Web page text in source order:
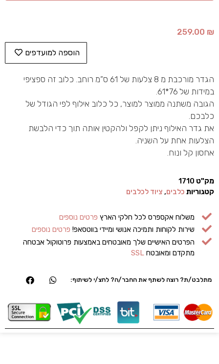
259.00 ₪
הוספה למועדפים
הגדר מורכבת מ 8 צלעות של 61 ס”מ רוחב. כלוב זה ספציפי
במידות של 76*61.
הגובה משתנה ממוצר למוצר, כל כלוב אילוף לפי הגודל של
כלבכם.
את גדר האילוף ניתן לקפל ולהקטין אותה תוך כדי הלבשת
הצלעות אחת על השניה.
אחסון קל ונוח.
מק"ט 1710
קטגוריות כלבים, ציוד לכלבים
משלוח אקספרס לכל חלקי הארץ פרטים נוספים
שירות לקוחות ותמיכה אנושי ומיידי בווטסאפ! פרטים נוספים
הפרטים האישיים שלך מאובטחים באמצעות פרוטוקול אבטחה
מתקדם ומאובטחSSL
מתלבט/ת? רוצה לשתף את החבר/ה? לחצ/י לשיתוף: